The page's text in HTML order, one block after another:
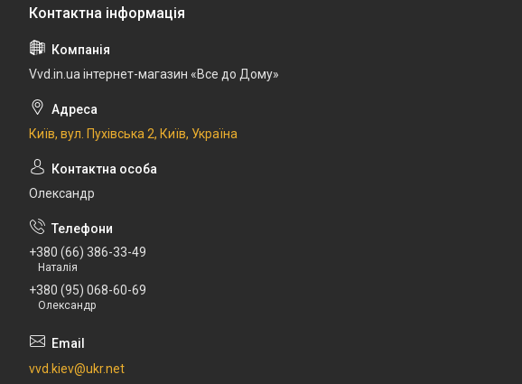
Vvd.in.ua інтернет-магазин «Все до Дому»
Київ, вул. Пухівська 2, Київ, Україна
Олександр
+380 (66) 386-33-49
Наталія
+380 (95) 068-60-69
Олександр
vvd.kiev@ukr.net